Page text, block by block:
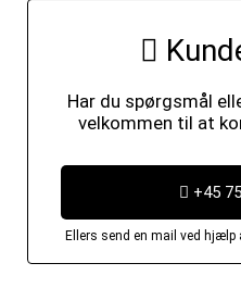
Har du spørgsmål
velkommen til at
+45
Ellers send en mail ved